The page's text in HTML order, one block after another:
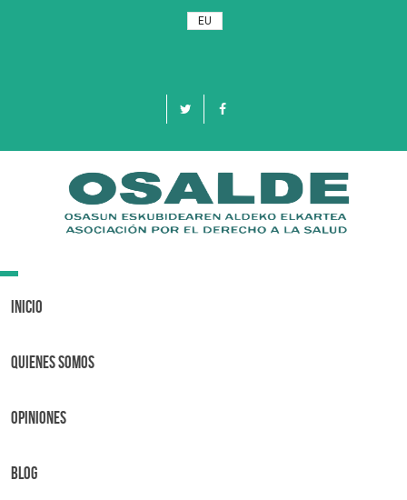
EU
Toggle
Inicio
Quienes Somos
OPINIONES
BLOG